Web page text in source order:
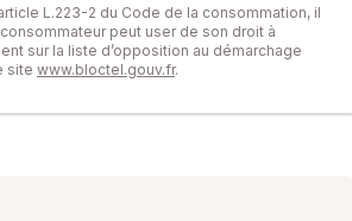
L.223-2 du Code de la consommation, il
peut user de son droit à
sur la liste d’opposition au démarchage
site www.bloctel.gouv.fr.